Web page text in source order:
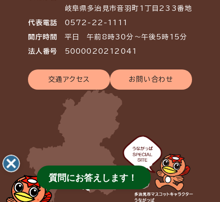
岐阜県多治見市音羽町1丁目233番地
代表電話 0572-22-1111
開庁時間 平日 午前8時30分～午後5時15分
法人番号 5000020212041
交通アクセス お問い合わせ
質問にお答えします！